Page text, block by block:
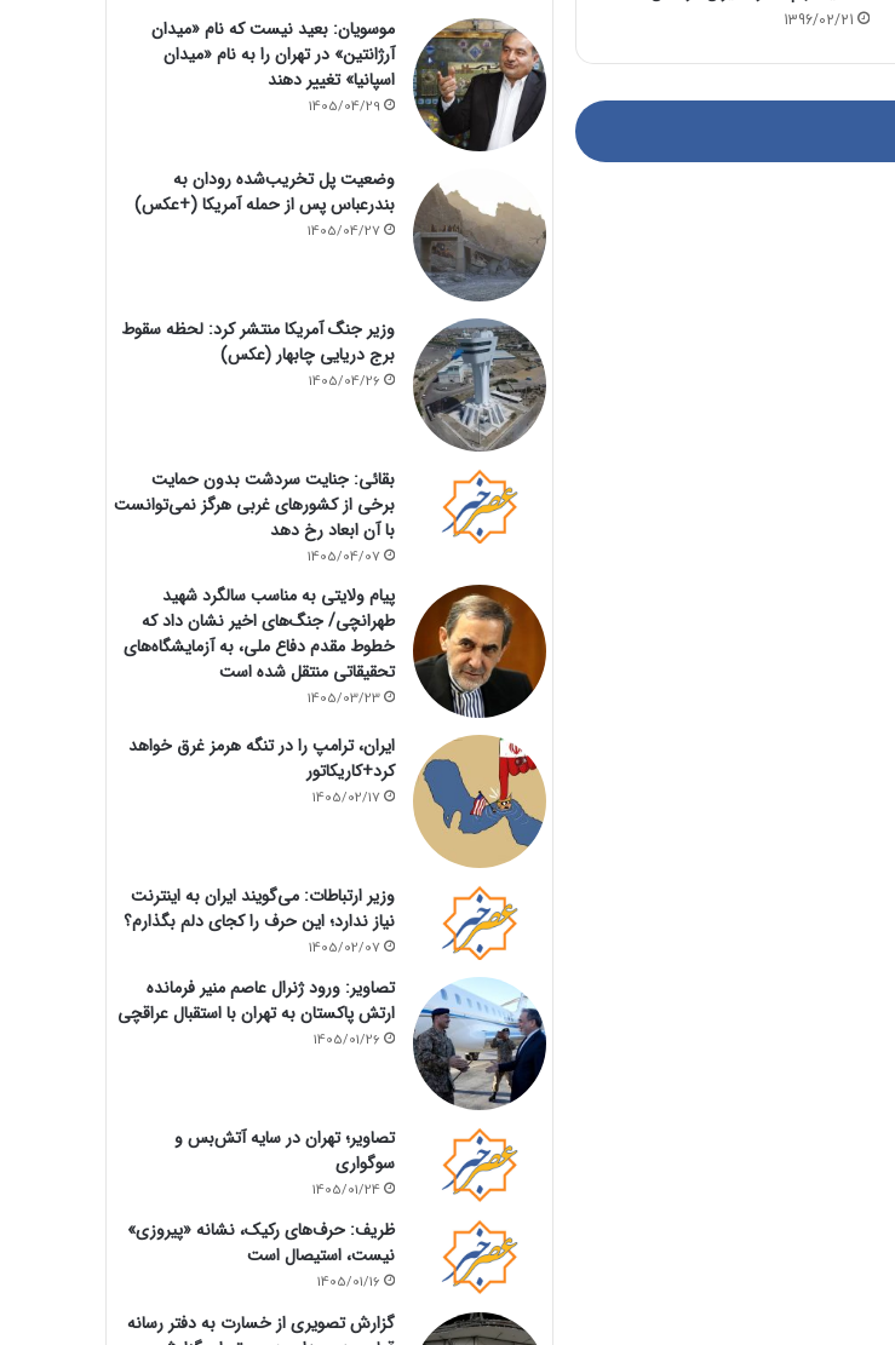
1396/02/21
موسویان: بعید نیست که نام «میدان
آرژانتین» در تهران را به نام «میدان
اسپانیا» تغییر دهند
1405/04/29
وضعیت پل تخریب‌شده رودان به
بندرعباس پس از حمله آمریکا (+عکس)
1405/04/27
وزیر جنگ آمریکا منتشر کرد: لحظه سقوط
برج دریایی چابهار (عکس)
1405/04/26
بقائی: جنایت سردشت بدون حمایت
برخی از کشورهای غربی هرگز نمی‌توانست
با آن ابعاد رخ دهد
1405/04/07
پیام ولایتی به مناسب سالگرد شهید
طهرانچی/ جنگ‌های اخیر نشان داد که
خطوط مقدم دفاع ملی، به آزمایشگاه‌های
تحقیقاتی منتقل شده است
1405/03/23
ایران، ترامپ را در تنگه هرمز غرق خواهد
کرد+کاریکاتور
1405/02/17
وزیر ارتباطات: می‌گویند ایران به اینترنت
نیاز ندارد؛ این حرف را کجای دلم بگذارم؟
1405/02/07
تصاویر: ورود ژنرال عاصم منیر فرمانده
ارتش پاکستان به تهران با استقبال عراقچی
1405/01/26
تصاویر؛ تهران در سایه آتش‌بس و
سوگواری
1405/01/24
ظریف: حرف‌های رکیک، نشانه «پیروزی»
نیست، استیصال است
1405/01/16
گزارش تصویری از خسارت به دفتر رسانه